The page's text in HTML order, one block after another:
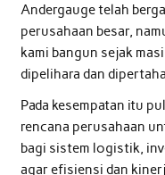
Andergauge telah
perusahaan besar,
kami bangun sejak
dipelihara dan
Pada kesempatan itu
rencana perusahaan
bagi sistem logistik,
agar efisiensi dan